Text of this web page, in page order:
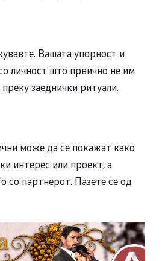
Вашата упорност и
личност што првично не им
заеднички ритуали.
може да се покажат како
интерес или проект, а
со партнерот. Пазете се од